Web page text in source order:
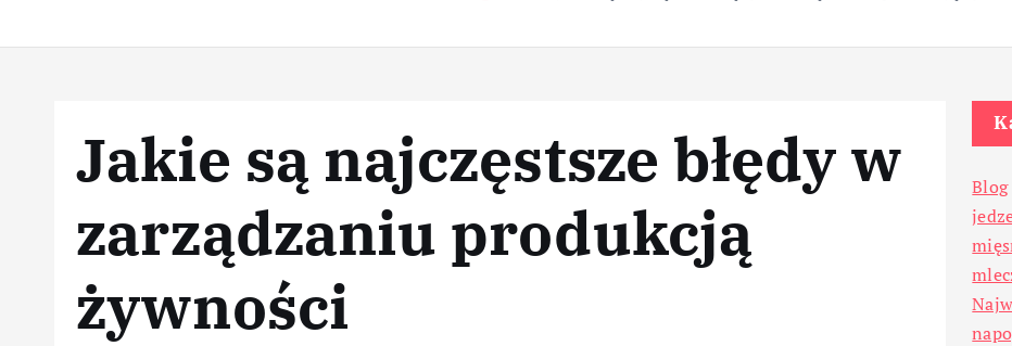
Jakie są najczęstsze błędy w
zarządzaniu produkcją
żywności
Blog